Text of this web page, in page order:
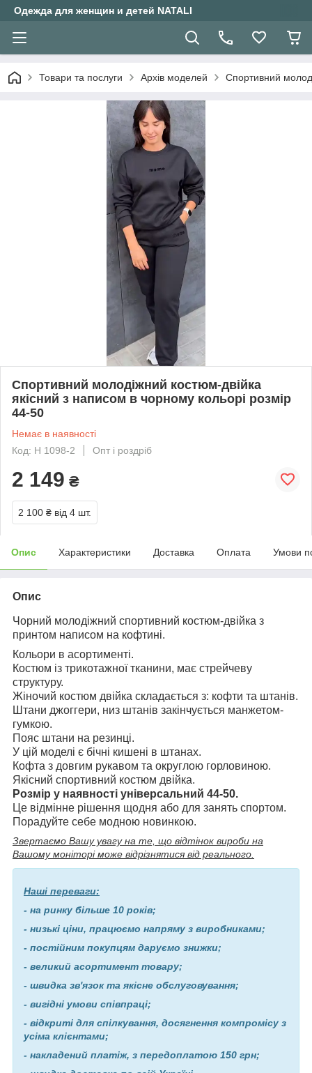
Одежда для женщин и детей NATALI
Товари та послуги Архів моделей Спортивний
Спортивний молодіжний костюм-двійка
якісний з написом в чорному кольорі розмір
44-50
Немає в наявності
Код: Н 1098-2
Опт і роздріб
2 149 ₴
2 100 ₴ від 4 шт.
Опис Характеристики Доставка Оплата Умови
Опис
Чорний молодіжний спортивний костюм-двійка з
принтом написом на кофтині.
Кольори в асортименті.
Костюм із трикотажної тканини, має стрейчеву
структуру.
Жіночий костюм двійка складається з: кофти та штанів.
Штани джоггери, низ штанів закінчується манжетом-
гумкою.
Пояс штани на резинці.
У цій моделі є бічні кишені в штанах.
Кофта з довгим рукавом та округлою горловиною.
Якісний спортивний костюм двійка.
Розмір у наявності універсальний 44-50.
Це відмінне рішення щодня або для занять спортом.
Порадуйте себе модною новинкою.
Звертаємо Вашу увагу на те, що відтінок вироби на
Вашому моніторі може відрізнятися від реального.
Наші переваги:
- на ринку більше 10 років;
- низькі ціни, працюємо напряму з виробниками;
- постійним покупцям даруємо знижки;
- великий асортимент товару;
- швидка зв'язок та якісне обслуговування;
- вигідні умови співпраці;
- відкриті для спілкування, досягнення компромісу з
усіма клієнтами;
- накладений платіж, з передоплатою 150 грн;